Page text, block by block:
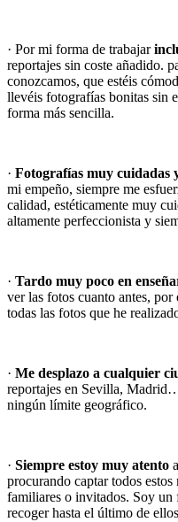
· Por mi forma de trabajar
reportajes sin coste añadido.
conozcamos, que estéis
llevéis fotografías bonitas sin
forma más sencilla.
· Fotografías muy cuidadas
mi empeño, siempre me
calidad, estéticamente muy
altamente perfeccionista y
· Tardo muy poco en
ver las fotos cuanto antes,
todas las fotos que he
· Me desplazo a cualquier
reportajes en Sevilla,
ningún límite geográfico.
· Siempre estoy muy atento
procurando captar todos
familiares o invitados. Soy un
recoger hasta el último de